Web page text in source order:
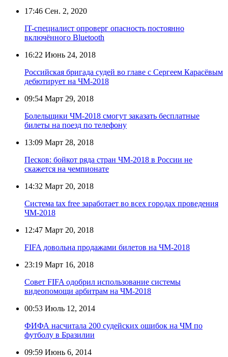
17:46 Сен. 2, 2020
IT-специалист опроверг опасность постоянно
включённого Bluetooth
16:22 Июнь 24, 2018
Российская бригада судей во главе с Сергеем Карасёвым
дебютирует на ЧМ-2018
09:54 Март 29, 2018
Болельщики ЧМ-2018 смогут заказать бесплатные
билеты на поезд по телефону
13:09 Март 28, 2018
Песков: бойкот ряда стран ЧМ-2018 в России не
скажется на чемпионате
14:32 Март 20, 2018
Система tax free заработает во всех городах проведения
ЧМ-2018
12:47 Март 20, 2018
FIFA довольна продажами билетов на ЧМ-2018
23:19 Март 16, 2018
Совет FIFA одобрил использование системы
видеопомощи арбитрам на ЧМ-2018
00:53 Июль 12, 2014
ФИФА насчитала 200 судейских ошибок на ЧМ по
футболу в Бразилии
09:59 Июнь 6, 2014